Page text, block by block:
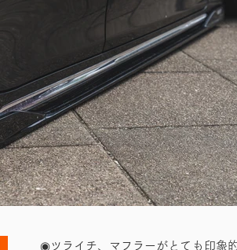
◉ツライチ、マフラーがとても印象